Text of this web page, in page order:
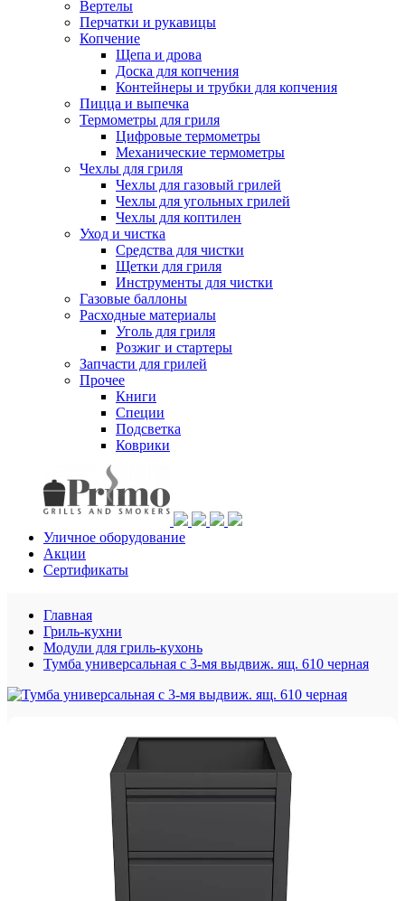
Вертелы
Перчатки и рукавицы
Копчение
Щепа и дрова
Доска для копчения
Контейнеры и трубки для копчения
Пицца и выпечка
Термометры для гриля
Цифровые термометры
Механические термометры
Чехлы для гриля
Чехлы для газовый грилей
Чехлы для угольных грилей
Чехлы для коптилен
Уход и чистка
Средства для чистки
Щетки для гриля
Инструменты для чистки
Газовые баллоны
Расходные материалы
Уголь для гриля
Розжиг и стартеры
Запчасти для грилей
Прочее
Книги
Специи
Подсветка
Коврики
Уличное оборудование
Акции
Сертификаты
Главная
Гриль-кухни
Модули для гриль-кухонь
Тумба универсальная с 3-мя выдвиж. ящ. 610 черная